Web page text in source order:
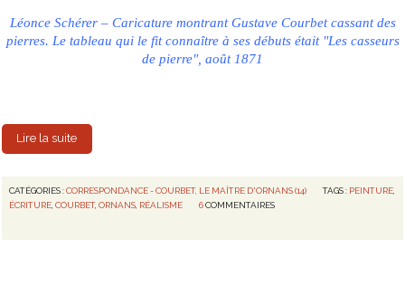
Léonce Schérer – Caricature montrant Gustave Courbet cassant des
pierres. Le tableau qui le fit connaître à ses débuts était "Les casseurs
de pierre", août 1871
Lire la suite
CATÉGORIES :CORRESPONDANCE - COURBET, LE MAÎTRE D'ORNANS (14) TAGS : PEINTURE,
ÉCRITURE,COURBET,ORNANS, RÉALISME 6 COMMENTAIRES